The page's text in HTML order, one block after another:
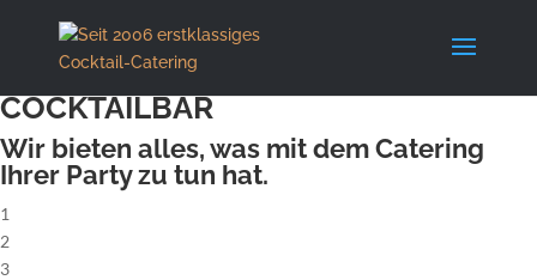
Schritt 1/4
MIETEN SIE EINE KOMPLETTE
COCKTAILBAR
Wir bieten alles, was mit dem Catering
Ihrer Party zu tun hat.
1
2
3